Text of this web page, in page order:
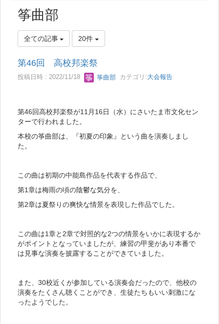
筝曲部
全ての記事 20件
第46回 高校邦楽祭
投稿日時 : 2022/11/18 筝曲部 カテゴリ:大会報告
第46回高校邦楽祭が11月16日（水）にさいたま市文化セン
ターで行われました。
本校の筝曲部は、『初夏の印象』という曲を演奏しまし
た。
この曲は初期の中能島作品を代表する作品で、
第1章は梅雨の頃の陰鬱な気分を、
第2章は夏祭りの爽快な情景を表現した作品でした。
この曲は1章と2章で対照的な2つの情景をいかに表現するか
がポイントとなっていましたが、練習の甲斐があり本番で
は見事な演奏を披露することができていました。
また、30校近くが参加している演奏会だったので、他校の
演奏をたくさん聴くことができ、生徒たちもいい刺激にな
ったようでした。